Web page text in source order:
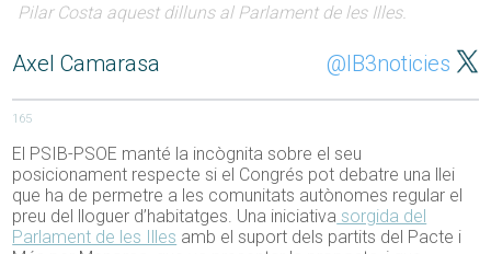
Pilar Costa aquest dilluns al Parlament de les Illes.
Axel Camarasa @IB3noticies
165
El PSIB-PSOE manté la incògnita sobre el seu
posicionament respecte si el Congrés pot debatre una llei
que ha de permetre a les comunitats autònomes regular el
preu del lloguer d’habitatges. Una iniciativa sorgida del
Parlament de les Illes amb el suport dels partits del Pacte i